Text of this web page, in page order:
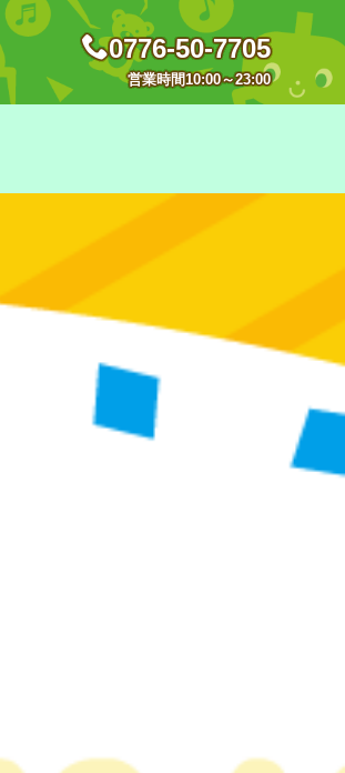
0776-50-7705
営業時間10:00～23:00